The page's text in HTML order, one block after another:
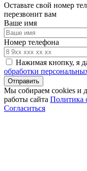
Оставьте свой номер
перезвонит вам
Ваше имя
Номер телефона
Нажимая кнопку, я
обработки
Мы собираем cookies и
работы сайта Политика
Согласиться